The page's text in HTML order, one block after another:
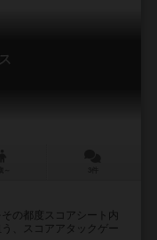
の都度スコアシート内
、スコアアタックゲー